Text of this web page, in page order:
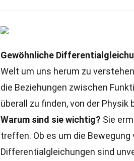
Gewöhnliche
Welt um uns herum zu
die Beziehungen zwischen
überall zu finden, von der
Warum sind sie wichtig? Sie
treffen. Ob es um die Bewegung
Differentialgleichungen sind